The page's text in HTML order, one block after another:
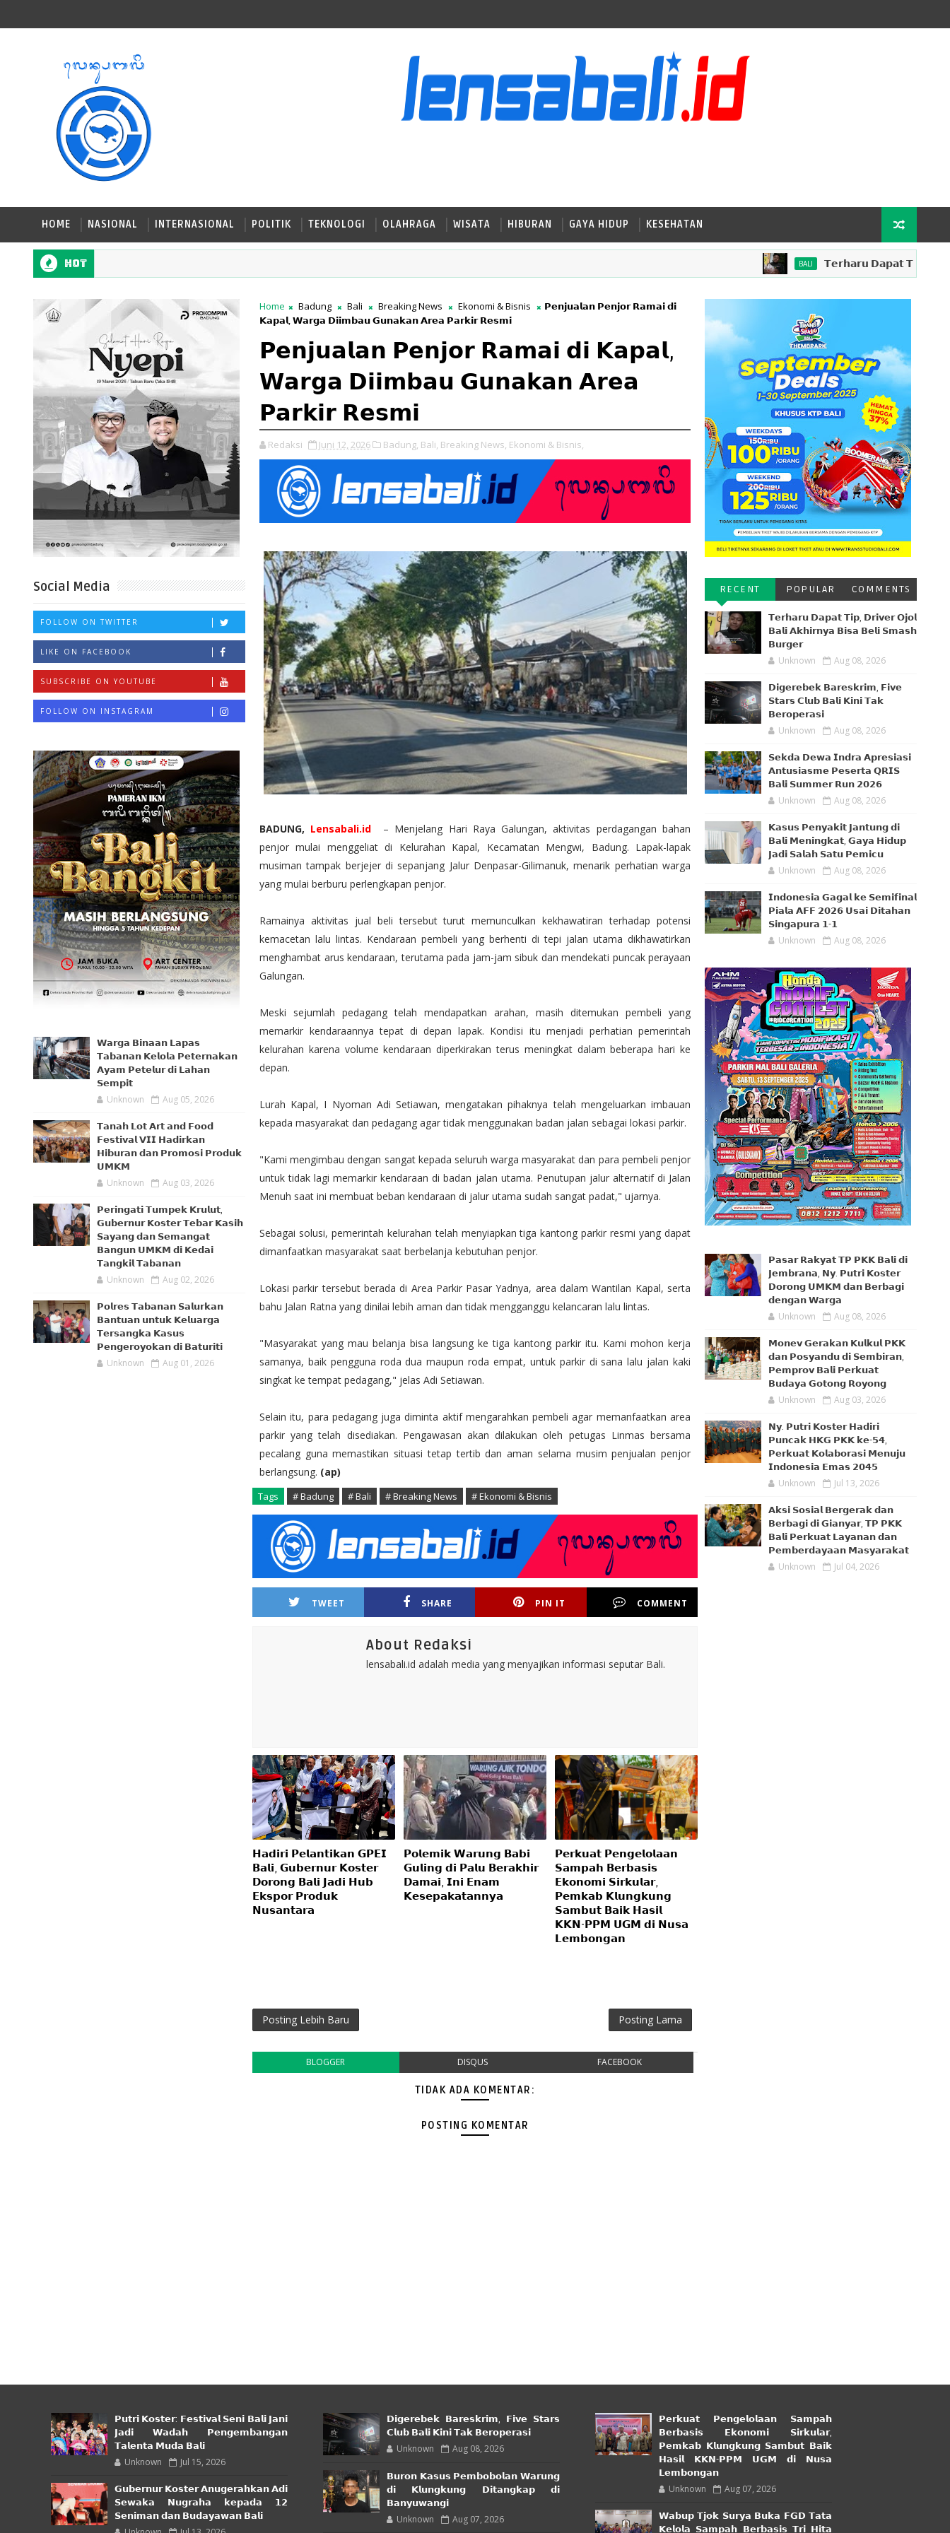
HOME NASIONAL INTERNASIONAL POLITIK TEKNOLOGI OLAHRAGA WISATA HIBURAN GAYA HIDUP KESEHATAN
Hot BALI 𝗧𝗲𝗿𝗵𝗮𝗿𝘂 𝗗𝗮𝗽𝗮𝘁 𝗧𝗶𝗽, 𝗗𝗿𝗶𝘃𝗲𝗿
Social Media
FOLLOW ON TWITTER
LIKE ON FACEBOOK
SUBSCRIBE ON YOUTUBE
FOLLOW ON INSTAGRAM
𝗪𝗮𝗿𝗴𝗮 𝗕𝗶𝗻𝗮𝗮𝗻 𝗟𝗮𝗽𝗮𝘀
𝗧𝗮𝗯𝗮𝗻𝗮𝗻 𝗞𝗲𝗹𝗼𝗹𝗮 𝗣𝗲𝘁𝗲𝗿𝗻𝗮𝗸𝗮𝗻
𝗔𝘆𝗮𝗺 𝗣𝗲𝘁𝗲𝗹𝘂𝗿 𝗱𝗶 𝗟𝗮𝗵𝗮𝗻
𝗦𝗲𝗺𝗽𝗶𝘁
Unknown Aug 05, 2026
𝗧𝗮𝗻𝗮𝗵 𝗟𝗼𝘁 𝗔𝗿𝘁 𝗮𝗻𝗱 𝗙𝗼𝗼𝗱
𝗙𝗲𝘀𝘁𝗶𝘃𝗮𝗹 𝗩𝗜𝗜 𝗛𝗮𝗱𝗶𝗿𝗸𝗮𝗻
𝗛𝗶𝗯𝘂𝗿𝗮𝗻 𝗱𝗮𝗻 𝗣𝗿𝗼𝗺𝗼𝘀𝗶 𝗣𝗿𝗼𝗱𝘂𝗸
𝗨𝗠𝗞𝗠
Unknown Aug 03, 2026
𝗣𝗲𝗿𝗶𝗻𝗴𝗮𝘁𝗶 𝗧𝘂𝗺𝗽𝗲𝗸 𝗞𝗿𝘂𝗹𝘂𝘁,
𝗚𝘂𝗯𝗲𝗿𝗻𝘂𝗿 𝗞𝗼𝘀𝘁𝗲𝗿 𝗧𝗲𝗯𝗮𝗿 𝗞𝗮𝘀𝗶𝗵
𝗦𝗮𝘆𝗮𝗻𝗴 𝗱𝗮𝗻 𝗦𝗲𝗺𝗮𝗻𝗴𝗮𝘁
𝗕𝗮𝗻𝗴𝘂𝗻 𝗨𝗠𝗞𝗠 𝗱𝗶 𝗞𝗲𝗱𝗮𝗶
𝗧𝗮𝗻𝗴𝗸𝗶𝗹 𝗧𝗮𝗯𝗮𝗻𝗮𝗻
Unknown Aug 02, 2026
𝗣𝗼𝗹𝗿𝗲𝘀 𝗧𝗮𝗯𝗮𝗻𝗮𝗻 𝗦𝗮𝗹𝘂𝗿𝗸𝗮𝗻
𝗕𝗮𝗻𝘁𝘂𝗮𝗻 𝘂𝗻𝘁𝘂𝗸 𝗞𝗲𝗹𝘂𝗮𝗿𝗴𝗮
𝗧𝗲𝗿𝘀𝗮𝗻𝗴𝗸𝗮 𝗞𝗮𝘀𝘂𝘀
𝗣𝗲𝗻𝗴𝗲𝗿𝗼𝘆𝗼𝗸𝗮𝗻 𝗱𝗶 𝗕𝗮𝘁𝘂𝗿𝗶𝘁𝗶
Unknown Aug 01, 2026
Home Badung Bali Breaking News Ekonomi & Bisnis
𝗣𝗲𝗻𝗷𝘂𝗮𝗹𝗮𝗻 𝗣𝗲𝗻𝗷𝗼𝗿 𝗥𝗮𝗺𝗮𝗶 𝗱𝗶
𝗞𝗮𝗽𝗮𝗹, 𝗪𝗮𝗿𝗴𝗮 𝗗𝗶𝗶𝗺𝗯𝗮𝘂 𝗚𝘂𝗻𝗮𝗸𝗮𝗻 𝗔𝗿𝗲𝗮 𝗣𝗮𝗿𝗸𝗶𝗿 𝗥𝗲𝘀𝗺𝗶
𝗣𝗲𝗻𝗷𝘂𝗮𝗹𝗮𝗻 𝗣𝗲𝗻𝗷𝗼𝗿 𝗥𝗮𝗺𝗮𝗶 𝗱𝗶 𝗞𝗮𝗽𝗮𝗹,
𝗪𝗮𝗿𝗴𝗮 𝗗𝗶𝗶𝗺𝗯𝗮𝘂 𝗚𝘂𝗻𝗮𝗸𝗮𝗻 𝗔𝗿𝗲𝗮
𝗣𝗮𝗿𝗸𝗶𝗿 𝗥𝗲𝘀𝗺𝗶
Redaksi Juni 12, 2026 Badung, Bali, Breaking News, Ekonomi & Bisnis,
BADUNG, Lensabali.id – Menjelang Hari Raya Galungan, aktivitas perdagangan bahan
penjor mulai menggeliat di Kelurahan Kapal, Kecamatan Mengwi, Badung. Lapak-lapak
musiman tampak berjejer di sepanjang Jalur Denpasar-Gilimanuk, menarik perhatian warga
yang mulai berburu perlengkapan penjor.
Ramainya aktivitas jual beli tersebut turut memunculkan kekhawatiran terhadap potensi
kemacetan lalu lintas. Kendaraan pembeli yang berhenti di tepi jalan utama dikhawatirkan
menghambat arus kendaraan, terutama pada jam-jam sibuk dan mendekati puncak perayaan
Galungan.
Meski sejumlah pedagang telah mendapatkan arahan, masih ditemukan pembeli yang
memarkir kendaraannya tepat di depan lapak. Kondisi itu menjadi perhatian pemerintah
kelurahan karena volume kendaraan diperkirakan terus meningkat dalam beberapa hari ke
depan.
Lurah Kapal, I Nyoman Adi Setiawan, mengatakan pihaknya telah mengeluarkan imbauan
kepada masyarakat dan pedagang agar tidak menggunakan badan jalan sebagai lokasi parkir.
"Kami mengimbau dengan sangat kepada seluruh warga masyarakat dan para pembeli penjor
untuk tidak lagi memarkir kendaraan di badan jalan utama. Penutupan jalur alternatif di Jalan
Menuh saat ini membuat beban kendaraan di jalur utama sudah sangat padat," ujarnya.
Sebagai solusi, pemerintah kelurahan telah menyiapkan tiga kantong parkir resmi yang dapat
dimanfaatkan masyarakat saat berbelanja kebutuhan penjor.
Lokasi parkir tersebut berada di Area Parkir Pasar Yadnya, area dalam Wantilan Kapal, serta
bahu Jalan Ratna yang dinilai lebih aman dan tidak mengganggu kelancaran lalu lintas.
"Masyarakat yang mau belanja bisa langsung ke tiga kantong parkir itu. Kami mohon kerja
samanya, baik pengguna roda dua maupun roda empat, untuk parkir di sana lalu jalan kaki
singkat ke tempat pedagang," jelas Adi Setiawan.
Selain itu, para pedagang juga diminta aktif mengarahkan pembeli agar memanfaatkan area
parkir yang telah disediakan. Pengawasan akan dilakukan oleh petugas Linmas bersama
pecalang guna memastikan situasi tetap tertib dan aman selama musim penjualan penjor
berlangsung. (ap)
Tags # Badung # Bali # Breaking News # Ekonomi & Bisnis
TWEET SHARE PIN IT COMMENT
About Redaksi
lensabali.id adalah media yang menyajikan informasi seputar Bali.
𝗛𝗮𝗱𝗶𝗿𝗶 𝗣𝗲𝗹𝗮𝗻𝘁𝗶𝗸𝗮𝗻 𝗚𝗣𝗘𝗜
𝗕𝗮𝗹𝗶, 𝗚𝘂𝗯𝗲𝗿𝗻𝘂𝗿 𝗞𝗼𝘀𝘁𝗲𝗿
𝗗𝗼𝗿𝗼𝗻𝗴 𝗕𝗮𝗹𝗶 𝗝𝗮𝗱𝗶 𝗛𝘂𝗯
𝗘𝗸𝘀𝗽𝗼𝗿 𝗣𝗿𝗼𝗱𝘂𝗸
𝗡𝘂𝘀𝗮𝗻𝘁𝗮𝗿𝗮
𝗣𝗼𝗹𝗲𝗺𝗶𝗸 𝗪𝗮𝗿𝘂𝗻𝗴 𝗕𝗮𝗯𝗶
𝗚𝘂𝗹𝗶𝗻𝗴 𝗱𝗶 𝗣𝗮𝗹𝘂 𝗕𝗲𝗿𝗮𝗸𝗵𝗶𝗿
𝗗𝗮𝗺𝗮𝗶, 𝗜𝗻𝗶 𝗘𝗻𝗮𝗺
𝗞𝗲𝘀𝗲𝗽𝗮𝗸𝗮𝘁𝗮𝗻𝗻𝘆𝗮
𝗣𝗲𝗿𝗸𝘂𝗮𝘁 𝗣𝗲𝗻𝗴𝗲𝗹𝗼𝗹𝗮𝗮𝗻
𝗦𝗮𝗺𝗽𝗮𝗵 𝗕𝗲𝗿𝗯𝗮𝘀𝗶𝘀
𝗘𝗸𝗼𝗻𝗼𝗺𝗶 𝗦𝗶𝗿𝗸𝘂𝗹𝗮𝗿,
𝗣𝗲𝗺𝗸𝗮𝗯 𝗞𝗹𝘂𝗻𝗴𝗸𝘂𝗻𝗴
𝗦𝗮𝗺𝗯𝘂𝘁 𝗕𝗮𝗶𝗸 𝗛𝗮𝘀𝗶𝗹
𝗞𝗞𝗡-𝗣𝗣𝗠 𝗨𝗚𝗠 𝗱𝗶 𝗡𝘂𝘀𝗮
𝗟𝗲𝗺𝗯𝗼𝗻𝗴𝗮𝗻
Posting Lebih Baru Posting Lama
BLOGGER DISQUS FACEBOOK
TIDAK ADA KOMENTAR:
POSTING KOMENTAR
RECENT POPULAR COMMENTS
𝗧𝗲𝗿𝗵𝗮𝗿𝘂 𝗗𝗮𝗽𝗮𝘁 𝗧𝗶𝗽, 𝗗𝗿𝗶𝘃𝗲𝗿 𝗢𝗷𝗼𝗹
𝗕𝗮𝗹𝗶 𝗔𝗸𝗵𝗶𝗿𝗻𝘆𝗮 𝗕𝗶𝘀𝗮 𝗕𝗲𝗹𝗶 𝗦𝗺𝗮𝘀𝗵
𝗕𝘂𝗿𝗴𝗲𝗿
Unknown Aug 08, 2026
𝗗𝗶𝗴𝗲𝗿𝗲𝗯𝗲𝗸 𝗕𝗮𝗿𝗲𝘀𝗸𝗿𝗶𝗺, 𝗙𝗶𝘃𝗲
𝗦𝘁𝗮𝗿𝘀 𝗖𝗹𝘂𝗯 𝗕𝗮𝗹𝗶 𝗞𝗶𝗻𝗶 𝗧𝗮𝗸
𝗕𝗲𝗿𝗼𝗽𝗲𝗿𝗮𝘀𝗶
Unknown Aug 08, 2026
𝗦𝗲𝗸𝗱𝗮 𝗗𝗲𝘄𝗮 𝗜𝗻𝗱𝗿𝗮 𝗔𝗽𝗿𝗲𝘀𝗶𝗮𝘀𝗶
𝗔𝗻𝘁𝘂𝘀𝗶𝗮𝘀𝗺𝗲 𝗣𝗲𝘀𝗲𝗿𝘁𝗮 𝗤𝗥𝗜𝗦
𝗕𝗮𝗹𝗶 𝗦𝘂𝗺𝗺𝗲𝗿 𝗥𝘂𝗻 𝟮𝟬𝟮𝟲
Unknown Aug 08, 2026
𝗞𝗮𝘀𝘂𝘀 𝗣𝗲𝗻𝘆𝗮𝗸𝗶𝘁 𝗝𝗮𝗻𝘁𝘂𝗻𝗴 𝗱𝗶
𝗕𝗮𝗹𝗶 𝗠𝗲𝗻𝗶𝗻𝗴𝗸𝗮𝘁, 𝗚𝗮𝘆𝗮 𝗛𝗶𝗱𝘂𝗽
𝗝𝗮𝗱𝗶 𝗦𝗮𝗹𝗮𝗵 𝗦𝗮𝘁𝘂 𝗣𝗲𝗺𝗶𝗰𝘂
Unknown Aug 08, 2026
𝗜𝗻𝗱𝗼𝗻𝗲𝘀𝗶𝗮 𝗚𝗮𝗴𝗮𝗹 𝗸𝗲 𝗦𝗲𝗺𝗶𝗳𝗶𝗻𝗮𝗹
𝗣𝗶𝗮𝗹𝗮 𝗔𝗙𝗙 𝟮𝟬𝟮𝟲 𝗨𝘀𝗮𝗶 𝗗𝗶𝘁𝗮𝗵𝗮𝗻
𝗦𝗶𝗻𝗴𝗮𝗽𝘂𝗿𝗮 𝟭-𝟭
Unknown Aug 08, 2026
𝗣𝗮𝘀𝗮𝗿 𝗥𝗮𝗸𝘆𝗮𝘁 𝗧𝗣 𝗣𝗞𝗞 𝗕𝗮𝗹𝗶 𝗱𝗶
𝗝𝗲𝗺𝗯𝗿𝗮𝗻𝗮, 𝗡𝘆. 𝗣𝘂𝘁𝗿𝗶 𝗞𝗼𝘀𝘁𝗲𝗿
𝗗𝗼𝗿𝗼𝗻𝗴 𝗨𝗠𝗞𝗠 𝗱𝗮𝗻 𝗕𝗲𝗿𝗯𝗮𝗴𝗶
𝗱𝗲𝗻𝗴𝗮𝗻 𝗪𝗮𝗿𝗴𝗮
Unknown Aug 08, 2026
𝗠𝗼𝗻𝗲𝘃 𝗚𝗲𝗿𝗮𝗸𝗮𝗻 𝗞𝘂𝗹𝗸𝘂𝗹 𝗣𝗞𝗞
𝗱𝗮𝗻 𝗣𝗼𝘀𝘆𝗮𝗻𝗱𝘂 𝗱𝗶 𝗦𝗲𝗺𝗯𝗶𝗿𝗮𝗻,
𝗣𝗲𝗺𝗽𝗿𝗼𝘃 𝗕𝗮𝗹𝗶 𝗣𝗲𝗿𝗸𝘂𝗮𝘁
𝗕𝘂𝗱𝗮𝘆𝗮 𝗚𝗼𝘁𝗼𝗻𝗴 𝗥𝗼𝘆𝗼𝗻𝗴
Unknown Aug 03, 2026
𝗡𝘆. 𝗣𝘂𝘁𝗿𝗶 𝗞𝗼𝘀𝘁𝗲𝗿 𝗛𝗮𝗱𝗶𝗿𝗶
𝗣𝘂𝗻𝗰𝗮𝗸 𝗛𝗞𝗚 𝗣𝗞𝗞 𝗸𝗲-𝟱𝟰,
𝗣𝗲𝗿𝗸𝘂𝗮𝘁 𝗞𝗼𝗹𝗮𝗯𝗼𝗿𝗮𝘀𝗶 𝗠𝗲𝗻𝘂𝗷𝘂
𝗜𝗻𝗱𝗼𝗻𝗲𝘀𝗶𝗮 𝗘𝗺𝗮𝘀 𝟮𝟬𝟰𝟱
Unknown Jul 13, 2026
𝗔𝗸𝘀𝗶 𝗦𝗼𝘀𝗶𝗮𝗹 𝗕𝗲𝗿𝗴𝗲𝗿𝗮𝗸 𝗱𝗮𝗻
𝗕𝗲𝗿𝗯𝗮𝗴𝗶 𝗱𝗶 𝗚𝗶𝗮𝗻𝘆𝗮𝗿, 𝗧𝗣 𝗣𝗞𝗞
𝗕𝗮𝗹𝗶 𝗣𝗲𝗿𝗸𝘂𝗮𝘁 𝗟𝗮𝘆𝗮𝗻𝗮𝗻 𝗱𝗮𝗻
𝗣𝗲𝗺𝗯𝗲𝗿𝗱𝗮𝘆𝗮𝗮𝗻 𝗠𝗮𝘀𝘆𝗮𝗿𝗮𝗸𝗮𝘁
Unknown Jul 04, 2026
𝗣𝘂𝘁𝗿𝗶 𝗞𝗼𝘀𝘁𝗲𝗿: 𝗙𝗲𝘀𝘁𝗶𝘃𝗮𝗹 𝗦𝗲𝗻𝗶 𝗕𝗮𝗹𝗶 𝗝𝗮𝗻𝗶
𝗝𝗮𝗱𝗶 𝗪𝗮𝗱𝗮𝗵 𝗣𝗲𝗻𝗴𝗲𝗺𝗯𝗮𝗻𝗴𝗮𝗻
𝗧𝗮𝗹𝗲𝗻𝘁𝗮 𝗠𝘂𝗱𝗮 𝗕𝗮𝗹𝗶
Unknown Jul 15, 2026
𝗚𝘂𝗯𝗲𝗿𝗻𝘂𝗿 𝗞𝗼𝘀𝘁𝗲𝗿 𝗔𝗻𝘂𝗴𝗲𝗿𝗮𝗵𝗸𝗮𝗻 𝗔𝗱𝗶
𝗦𝗲𝘄𝗮𝗸𝗮 𝗡𝘂𝗴𝗿𝗮𝗵𝗮 𝗸𝗲𝗽𝗮𝗱𝗮 𝟭𝟮
𝗦𝗲𝗻𝗶𝗺𝗮𝗻 𝗱𝗮𝗻 𝗕𝘂𝗱𝗮𝘆𝗮𝘄𝗮𝗻 𝗕𝗮𝗹𝗶
𝗗𝗶𝗴𝗲𝗿𝗲𝗯𝗲𝗸 𝗕𝗮𝗿𝗲𝘀𝗸𝗿𝗶𝗺, 𝗙𝗶𝘃𝗲 𝗦𝘁𝗮𝗿𝘀
𝗖𝗹𝘂𝗯 𝗕𝗮𝗹𝗶 𝗞𝗶𝗻𝗶 𝗧𝗮𝗸 𝗕𝗲𝗿𝗼𝗽𝗲𝗿𝗮𝘀𝗶
Unknown Aug 08, 2026
𝗕𝘂𝗿𝗼𝗻 𝗞𝗮𝘀𝘂𝘀 𝗣𝗲𝗺𝗯𝗼𝗯𝗼𝗹𝗮𝗻 𝗪𝗮𝗿𝘂𝗻𝗴
𝗱𝗶 𝗞𝗹𝘂𝗻𝗴𝗸𝘂𝗻𝗴 𝗗𝗶𝘁𝗮𝗻𝗴𝗸𝗮𝗽 𝗱𝗶
𝗕𝗮𝗻𝘆𝘂𝘄𝗮𝗻𝗴𝗶
Unknown Aug 07, 2026
𝗣𝗲𝗿𝗸𝘂𝗮𝘁 𝗣𝗲𝗻𝗴𝗲𝗹𝗼𝗹𝗮𝗮𝗻 𝗦𝗮𝗺𝗽𝗮𝗵
𝗕𝗲𝗿𝗯𝗮𝘀𝗶𝘀 𝗘𝗸𝗼𝗻𝗼𝗺𝗶 𝗦𝗶𝗿𝗸𝘂𝗹𝗮𝗿,
𝗣𝗲𝗺𝗸𝗮𝗯 𝗞𝗹𝘂𝗻𝗴𝗸𝘂𝗻𝗴 𝗦𝗮𝗺𝗯𝘂𝘁 𝗕𝗮𝗶𝗸
𝗛𝗮𝘀𝗶𝗹 𝗞𝗞𝗡-𝗣𝗣𝗠 𝗨𝗚𝗠 𝗱𝗶 𝗡𝘂𝘀𝗮
𝗟𝗲𝗺𝗯𝗼𝗻𝗴𝗮𝗻
Unknown Aug 07, 2026
𝗪𝗮𝗯𝘂𝗽 𝗧𝗷𝗼𝗸 𝗦𝘂𝗿𝘆𝗮 𝗕𝘂𝗸𝗮 𝗙𝗚𝗗 𝗧𝗮𝘁𝗮
𝗞𝗲𝗹𝗼𝗹𝗮 𝗦𝗮𝗺𝗽𝗮𝗵 𝗕𝗲𝗿𝗯𝗮𝘀𝗶𝘀 𝗧𝗿𝗶 𝗛𝗶𝘁𝗮